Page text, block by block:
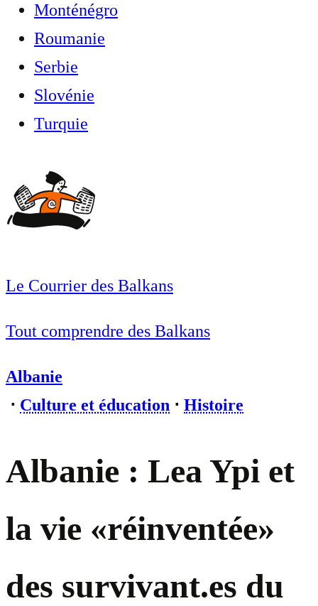
Monténégro
Roumanie
Serbie
Slovénie
Turquie
Le Courrier des Balkans
Tout comprendre des Balkans
Albanie
⋅ Culture et éducation ⋅ Histoire
Albanie : Lea Ypi et
la vie «réinventée»
des survivant.es du